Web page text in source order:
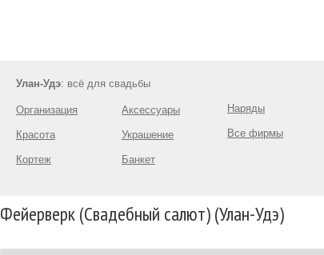
Улан-Удэ: всё для свадьбы
Организация
Красота
Кортеж
Аксессуары
Украшение
Банкет
Наряды
Все фирмы
Фейерверк (Свадебный салют) (Улан-Удэ)